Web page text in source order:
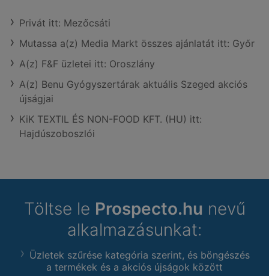
Privát itt: Mezőcsáti
Mutassa a(z) Media Markt összes ajánlatát itt: Győr
A(z) F&F üzletei itt: Oroszlány
A(z) Benu Gyógyszertárak aktuális Szeged akciós
újságjai
KiK TEXTIL ÉS NON-FOOD KFT. (HU) itt:
Hajdúszoboszlói
Töltse le Prospecto.hu nevű
alkalmazásunkat:
Üzletek szűrése kategória szerint, és böngészés
a termékek és a akciós újságok között